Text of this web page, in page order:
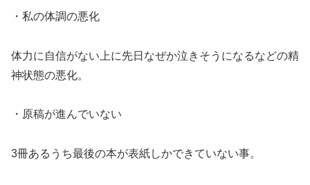
・私の体調の悪化
体力に自信がない上に先日なぜか泣きそうになるなどの精
神状態の悪化。
・原稿が進んでいない
3冊あるうち最後の本が表紙しかできていない事。